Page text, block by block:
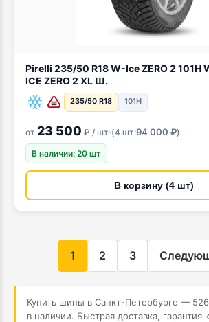
Pirelli 235/50 R18 W-Ice ZERO 2 101H WINTER
ICE ZERO 2 XL Ш.
235/50 R18 101H
от 23 500 ₽ / шт·(4 шт:94 000 ₽)
В наличии: 20 шт
В корзину (4 шт)
1 2 3
Купить шины в Санкт-Петербурге —
в наличии. Быстрая доставка, гарантия